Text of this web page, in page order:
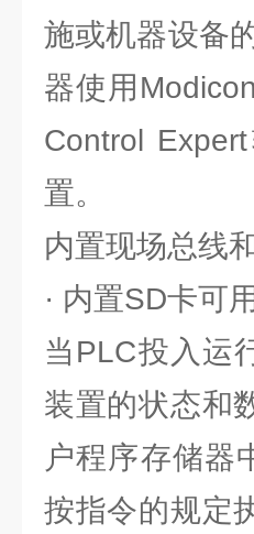
施或机器设备
器使用
Control
置。
内置现场总线
· 内置SD卡可
当PLC投入运
装置的状态和
户程序存储器
按指令的规定